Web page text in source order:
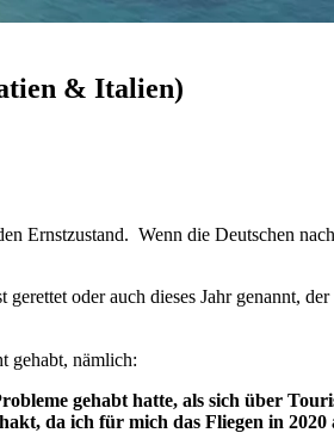
& Italien)
Ernstzustand. Wenn die Deutschen
oder auch dieses Jahr genannt,
gehabt, nämlich:
gehabt hatte, als sich über
da ich für mich das Fliegen in 2020